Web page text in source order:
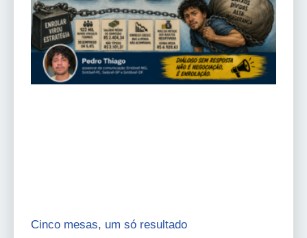
Cinco mesas, um só resultado